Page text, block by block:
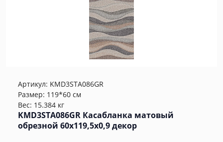
Артикул: KMD3STA086GR
Размер: 119*60 см
Вес: 15.384 кг
KMD3STA086GR Касабланка матовый
обрезной 60x119,5x0,9 декор